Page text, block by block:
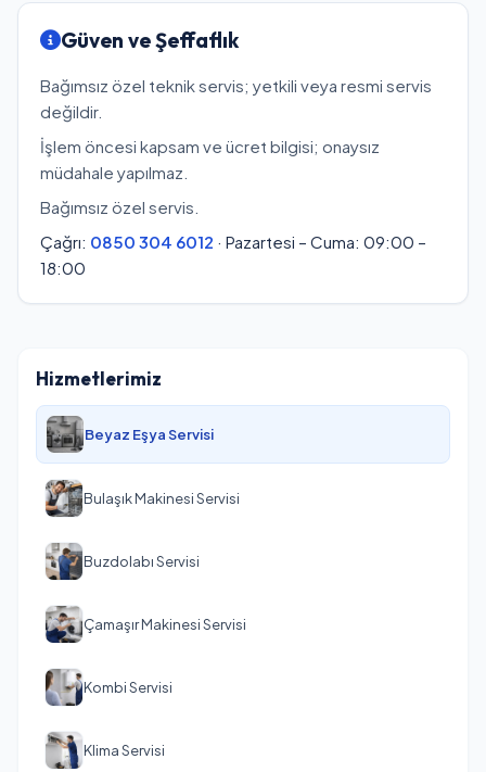
Güven ve Şeffaflık
Bağımsız özel teknik servis; yetkili veya resmi servis
değildir.
İşlem öncesi kapsam ve ücret bilgisi; onaysız
müdahale yapılmaz.
Bağımsız özel servis.
Çağrı: 0850 304 6012 · Pazartesi – Cuma: 09:00 –
18:00
Hizmetlerimiz
Beyaz Eşya Servisi
Bulaşık Makinesi Servisi
Buzdolabı Servisi
Çamaşır Makinesi Servisi
Kombi Servisi
Klima Servisi